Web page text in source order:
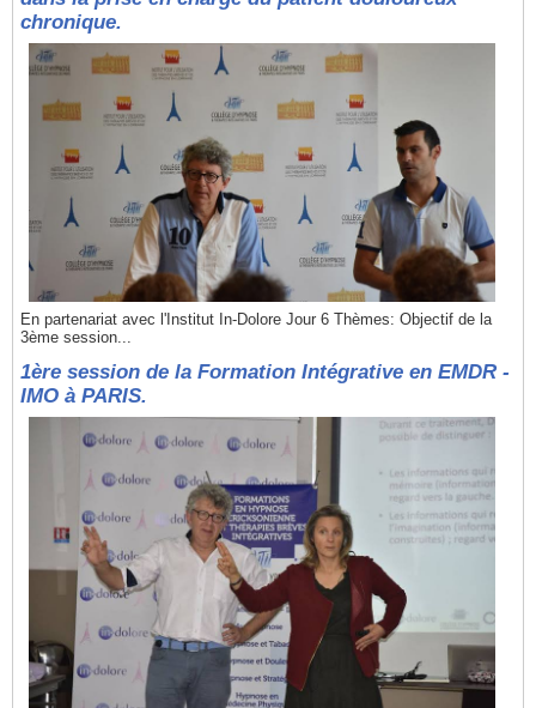
chronique.
En partenariat avec l'Institut In-Dolore Jour 6 Thèmes: Objectif de la
3ème session...
1ère session de la Formation Intégrative en EMDR -
IMO à PARIS.